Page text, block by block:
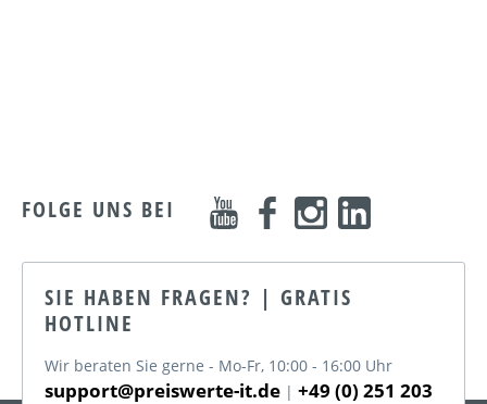
FOLGE UNS BEI
SIE HABEN FRAGEN? | GRATIS
HOTLINE
Wir beraten Sie gerne - Mo-Fr, 10:00 - 16:00 Uhr
support@preiswerte-it.de | +49 (0) 251 203